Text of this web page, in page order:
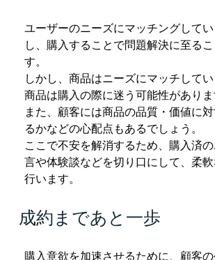
ユーザーのニーズにマッチングして
し、購入することで問題解決に至る
す。
しかし、商品はニーズにマッチして
商品は購入の際に迷う可能性がありま
また、顧客には商品の品質・価値に
るかなどの心配点もあるでしょう。
ここで不安を解消するため、購入済
言や体験談などを切り口にして、柔
行います。
成約まであと一歩
購入意欲を加速させるために、顧客